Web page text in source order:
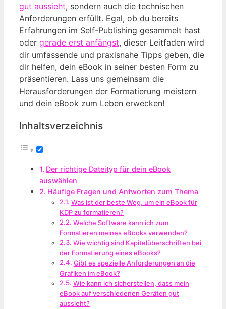
gut aussieht, sondern auch die technischen
Anforderungen erfüllt. Egal, ob du bereits
Erfahrungen im Self-Publishing gesammelt hast
oder gerade erst anfängst, dieser Leitfaden wird
dir umfassende und praxisnahe Tipps geben, die
dir helfen, dein eBook in seiner besten Form zu
präsentieren. Lass uns gemeinsam die
Herausforderungen der Formatierung meistern
und dein eBook zum Leben erwecken!
Inhaltsverzeichnis
Der richtige Dateityp für dein eBook
auswählen
Häufige Fragen und Antworten zum Thema
Was ist der beste Weg, um ein eBook für
KDP zu formatieren?
Welche Software kann ich zum
Formatieren meines eBooks verwenden?
Wie wichtig sind Kapitelüberschriften bei
der Formatierung eines eBooks?
Gibt es spezielle Anforderungen an die
Grafiken im eBook?
Wie kann ich sicherstellen, dass mein
eBook auf verschiedenen Geräten gut
aussieht?